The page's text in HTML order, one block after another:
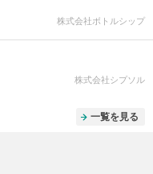
株式会社ボトルシップ
株式会社シプソル
一覧を見る